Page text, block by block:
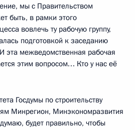
мы с Правительством
быть, в рамки этого
вовлечь ту рабочую группу,
подготовкой к заседанию
эта межведомственная рабочая
этим вопросом… Кто у нас её
Госдумы по строительству
Минрегион, Минэкономразвития
будет правильно, чтобы